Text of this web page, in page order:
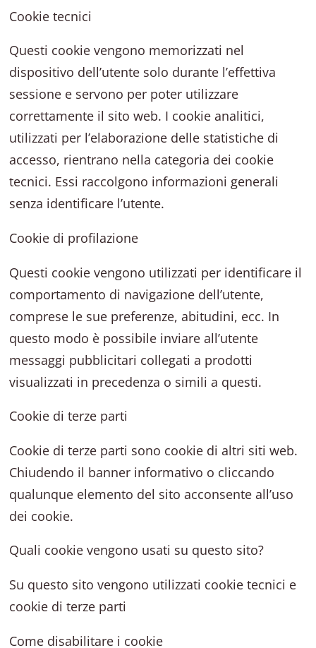
Cookie tecnici
Questi cookie vengono memorizzati nel
dispositivo dell’utente solo durante l’effettiva
sessione e servono per poter utilizzare
correttamente il sito web. I cookie analitici,
utilizzati per l’elaborazione delle statistiche di
accesso, rientrano nella categoria dei cookie
tecnici. Essi raccolgono informazioni generali
senza identificare l’utente.
Cookie di profilazione
Questi cookie vengono utilizzati per identificare il
comportamento di navigazione dell’utente,
comprese le sue preferenze, abitudini, ecc. In
questo modo è possibile inviare all’utente
messaggi pubblicitari collegati a prodotti
visualizzati in precedenza o simili a questi.
Cookie di terze parti
Cookie di terze parti sono cookie di altri siti web.
Chiudendo il banner informativo o cliccando
qualunque elemento del sito acconsente all’uso
dei cookie.
Quali cookie vengono usati su questo sito?
Su questo sito vengono utilizzati cookie tecnici e
cookie di terze parti
Come disabilitare i cookie